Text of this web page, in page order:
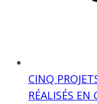
CINQ
RÉALISÉS EN